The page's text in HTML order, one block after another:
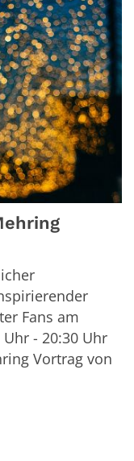
Fans am
- 20:30 Uhr
Vortrag von